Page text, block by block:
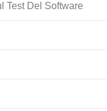
Test Del Software